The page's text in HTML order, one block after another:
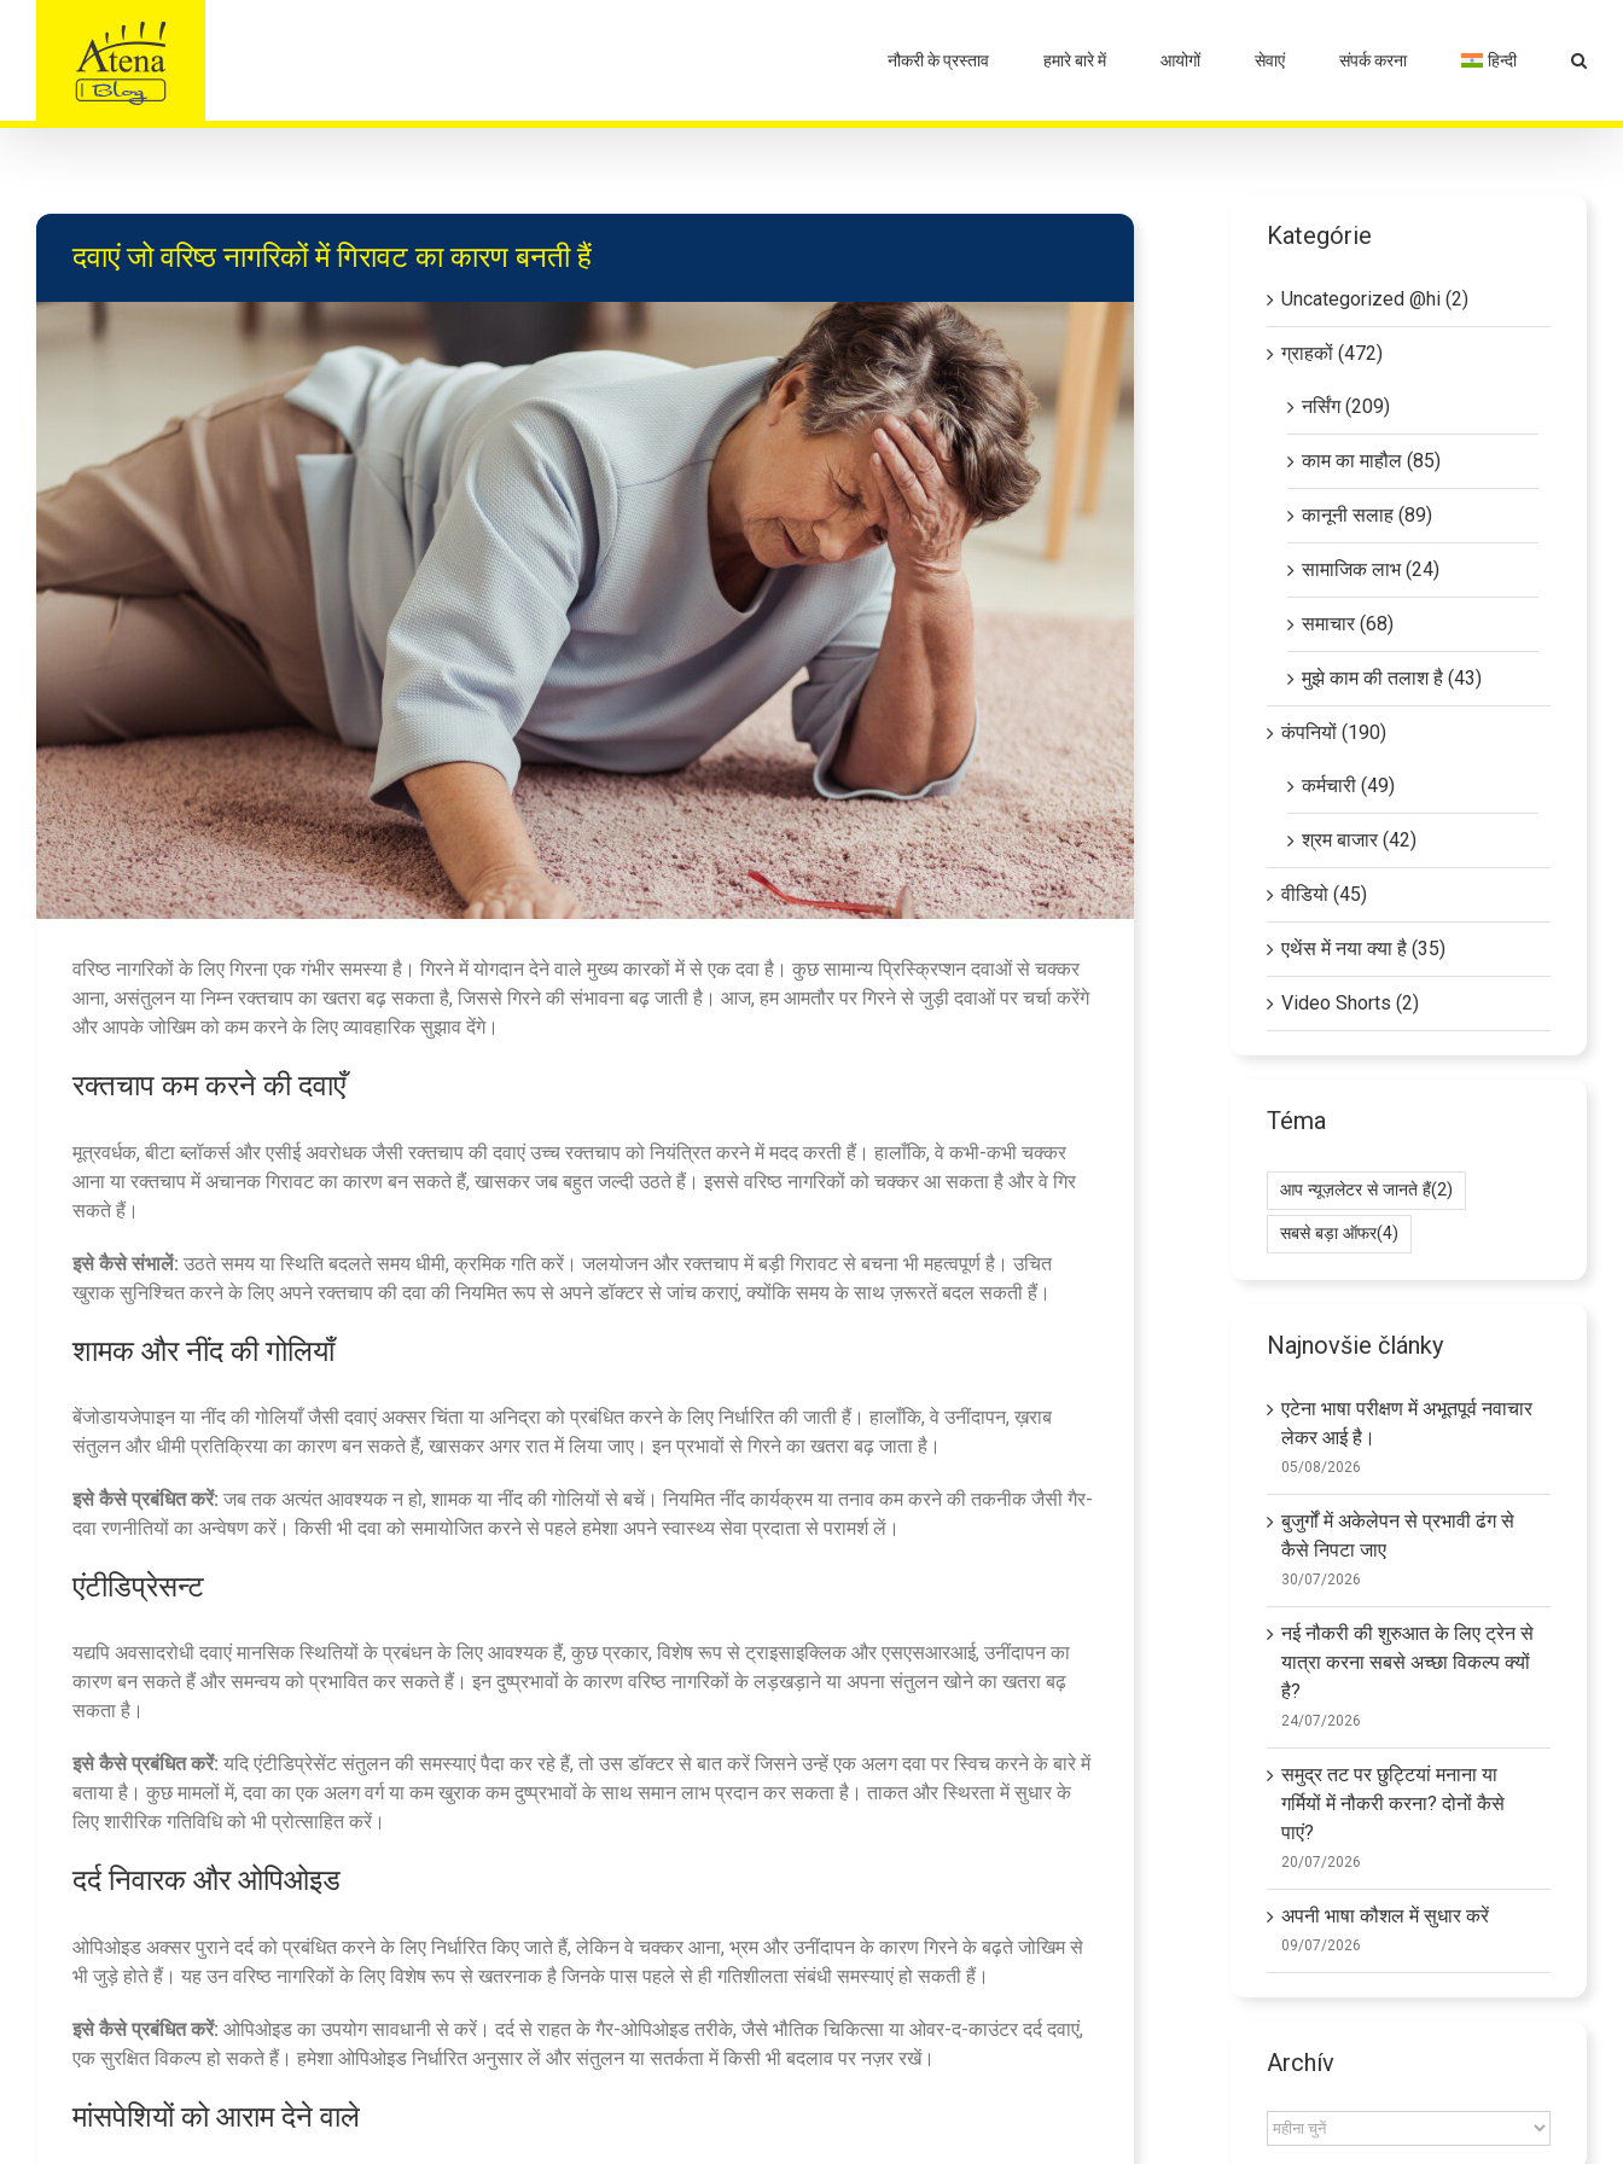
नौकरी के प्रस्ताव हमारे बारे में आयोगों सेवाएं संपर्क करना हिन्दी
दवाएं जो वरिष्ठ नागरिकों में गिरावट का कारण बनती हैं
वरिष्ठ नागरिकों के लिए गिरना एक गंभीर समस्या है। गिरने में योगदान देने वाले मुख्य कारकों में से एक दवा है। कुछ सामान्य प्रिस्क्रिप्शन दवाओं से चक्कर
आना, असंतुलन या निम्न रक्तचाप का खतरा बढ़ सकता है, जिससे गिरने की संभावना बढ़ जाती है। आज, हम आमतौर पर गिरने से जुड़ी दवाओं पर चर्चा करेंगे
और आपके जोखिम को कम करने के लिए व्यावहारिक सुझाव देंगे।
रक्तचाप कम करने की दवाएँ
मूत्रवर्धक, बीटा ब्लॉकर्स और एसीई अवरोधक जैसी रक्तचाप की दवाएं उच्च रक्तचाप को नियंत्रित करने में मदद करती हैं। हालाँकि, वे कभी-कभी चक्कर
आना या रक्तचाप में अचानक गिरावट का कारण बन सकते हैं, खासकर जब बहुत जल्दी उठते हैं। इससे वरिष्ठ नागरिकों को चक्कर आ सकता है और वे गिर
सकते हैं।
इसे कैसे संभालें: उठते समय या स्थिति बदलते समय धीमी, क्रमिक गति करें। जलयोजन और रक्तचाप में बड़ी गिरावट से बचना भी महत्वपूर्ण है। उचित
खुराक सुनिश्चित करने के लिए अपने रक्तचाप की दवा की नियमित रूप से अपने डॉक्टर से जांच कराएं, क्योंकि समय के साथ ज़रूरतें बदल सकती हैं।
शामक और नींद की गोलियाँ
बेंजोडायजेपाइन या नींद की गोलियाँ जैसी दवाएं अक्सर चिंता या अनिद्रा को प्रबंधित करने के लिए निर्धारित की जाती हैं। हालाँकि, वे उनींदापन, ख़राब
संतुलन और धीमी प्रतिक्रिया का कारण बन सकते हैं, खासकर अगर रात में लिया जाए। इन प्रभावों से गिरने का खतरा बढ़ जाता है।
इसे कैसे प्रबंधित करें: जब तक अत्यंत आवश्यक न हो, शामक या नींद की गोलियों से बचें। नियमित नींद कार्यक्रम या तनाव कम करने की तकनीक जैसी गैर-
दवा रणनीतियों का अन्वेषण करें। किसी भी दवा को समायोजित करने से पहले हमेशा अपने स्वास्थ्य सेवा प्रदाता से परामर्श लें।
एंटीडिप्रेसन्ट
यद्यपि अवसादरोधी दवाएं मानसिक स्थितियों के प्रबंधन के लिए आवश्यक हैं, कुछ प्रकार, विशेष रूप से ट्राइसाइक्लिक और एसएसआरआई, उनींदापन का
कारण बन सकते हैं और समन्वय को प्रभावित कर सकते हैं। इन दुष्प्रभावों के कारण वरिष्ठ नागरिकों के लड़खड़ाने या अपना संतुलन खोने का खतरा बढ़
सकता है।
इसे कैसे प्रबंधित करें: यदि एंटीडिप्रेसेंट संतुलन की समस्याएं पैदा कर रहे हैं, तो उस डॉक्टर से बात करें जिसने उन्हें एक अलग दवा पर स्विच करने के बारे में
बताया है। कुछ मामलों में, दवा का एक अलग वर्ग या कम खुराक कम दुष्प्रभावों के साथ समान लाभ प्रदान कर सकता है। ताकत और स्थिरता में सुधार के
लिए शारीरिक गतिविधि को भी प्रोत्साहित करें।
दर्द निवारक और ओपिओइड
ओपिओइड अक्सर पुराने दर्द को प्रबंधित करने के लिए निर्धारित किए जाते हैं, लेकिन वे चक्कर आना, भ्रम और उनींदापन के कारण गिरने के बढ़ते जोखिम से
भी जुड़े होते हैं। यह उन वरिष्ठ नागरिकों के लिए विशेष रूप से खतरनाक है जिनके पास पहले से ही गतिशीलता संबंधी समस्याएं हो सकती हैं।
इसे कैसे प्रबंधित करें: ओपिओइड का उपयोग सावधानी से करें। दर्द से राहत के गैर-ओपिओइड तरीके, जैसे भौतिक चिकित्सा या ओवर-द-काउंटर दर्द दवाएं,
एक सुरक्षित विकल्प हो सकते हैं। हमेशा ओपिओइड निर्धारित अनुसार लें और संतुलन या सतर्कता में किसी भी बदलाव पर नज़र रखें।
मांसपेशियों को आराम देने वाले
Kategórie
Uncategorized @hi (2)
ग्राहकों (472)
नर्सिंग (209)
काम का माहौल (85)
कानूनी सलाह (89)
सामाजिक लाभ (24)
समाचार (68)
मुझे काम की तलाश है (43)
कंपनियों (190)
कर्मचारी (49)
श्रम बाजार (42)
वीडियो (45)
एथेंस में नया क्या है (35)
Video Shorts (2)
Téma
आप न्यूज़लेटर से जानते हैं(2)
सबसे बड़ा ऑफर(4)
Najnovšie články
एटेना भाषा परीक्षण में अभूतपूर्व नवाचार
लेकर आई है।
05/08/2026
बुजुर्गों में अकेलेपन से प्रभावी ढंग से
कैसे निपटा जाए
30/07/2026
नई नौकरी की शुरुआत के लिए ट्रेन से
यात्रा करना सबसे अच्छा विकल्प क्यों
है?
24/07/2026
समुद्र तट पर छुट्टियां मनाना या
गर्मियों में नौकरी करना? दोनों कैसे
पाएं?
20/07/2026
अपनी भाषा कौशल में सुधार करें
09/07/2026
Archív
Archív